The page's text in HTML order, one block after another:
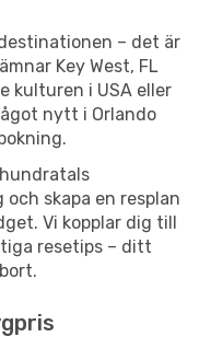
– det är
Key West, FL
kulturen i USA eller
nytt i Orlando
skapa en resplan
Vi kopplar dig till
resetips – ditt